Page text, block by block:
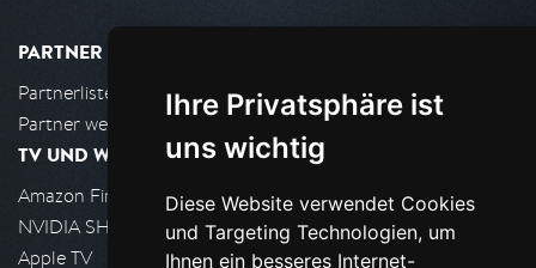
Ihre Privatsphäre ist
uns wichtig
Diese Website verwendet Cookies
und Targeting Technologien, um
Ihnen ein besseres Internet-
PARTNER
Partnerliste
Partner werden
TV UND WOHNZIMMER
Amazon FireTV
NVIDIA SHIELD, Google TV
Apple TV